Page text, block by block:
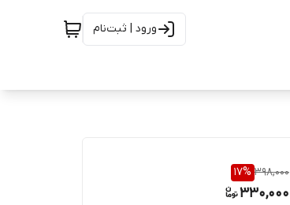
ورود | ثبت‌نام
398,000
17%
330,000